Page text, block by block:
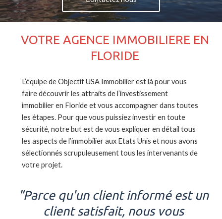
VOTRE AGENCE IMMOBILIERE EN
FLORIDE
L’équipe de Objectif USA Immobilier est là pour vous
faire découvrir les attraits de l’investissement
immobilier en Floride et vous accompagner dans toutes
les étapes. Pour que vous puissiez investir en toute
sécurité, notre but est de vous expliquer en détail tous
les aspects de l’immobilier aux Etats Unis et nous avons
sélectionnés scrupuleusement tous les intervenants de
votre projet.
"Parce qu'un client informé est un
client satisfait, nous vous